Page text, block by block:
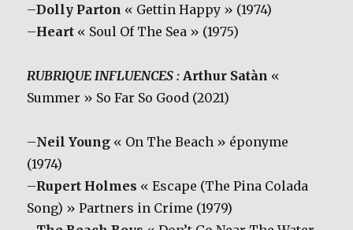
–Dolly Parton « Gettin Happy » (1974)
–Heart « Soul Of The Sea » (1975)
RUBRIQUE INFLUENCES : Arthur Satàn «
Summer » So Far So Good (2021)
–Neil Young « On The Beach » éponyme
(1974)
–Rupert Holmes « Escape (The Pina Colada
Song) » Partners in Crime (1979)